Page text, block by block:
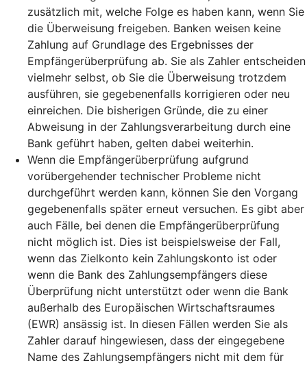
zusätzlich mit, welche Folge es haben kann, wenn Sie
die Überweisung freigeben. Banken weisen keine
Zahlung auf Grundlage des Ergebnisses der
Empfängerüberprüfung ab. Sie als Zahler entscheiden
vielmehr selbst, ob Sie die Überweisung trotzdem
ausführen, sie gegebenenfalls korrigieren oder neu
einreichen. Die bisherigen Gründe, die zu einer
Abweisung in der Zahlungsverarbeitung durch eine
Bank geführt haben, gelten dabei weiterhin.
Wenn die Empfängerüberprüfung aufgrund
vorübergehender technischer Probleme nicht
durchgeführt werden kann, können Sie den Vorgang
gegebenenfalls später erneut versuchen. Es gibt aber
auch Fälle, bei denen die Empfängerüberprüfung
nicht möglich ist. Dies ist beispielsweise der Fall,
wenn das Zielkonto kein Zahlungskonto ist oder
wenn die Bank des Zahlungsempfängers diese
Überprüfung nicht unterstützt oder wenn die Bank
außerhalb des Europäischen Wirtschaftsraumes
(EWR) ansässig ist. In diesen Fällen werden Sie als
Zahler darauf hingewiesen, dass der eingegebene
Name des Zahlungsempfängers nicht mit dem für